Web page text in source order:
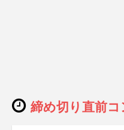
締め切り直前コ